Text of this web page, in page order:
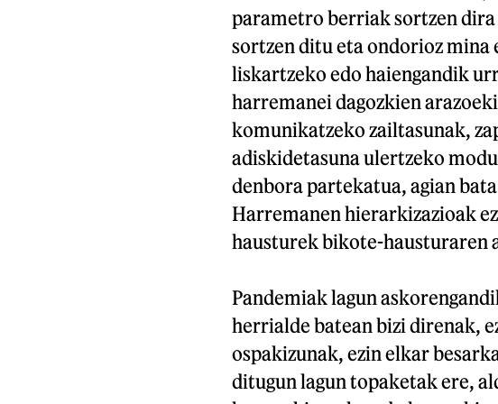
parametro berriak sortzen
sortzen ditu eta ondorioz mina
liskartzeko edo haiengandik
harremanei dagozkien
komunikatzeko zailtasunak,
adiskidetasuna ulertzeko
denbora partekatua, agian
Harremanen hierarkizazioak
hausturek bikote-hausturaren
Pandemiak lagun
herrialde batean bizi direnak,
ospakizunak, ezin elkar
ditugun lagun topaketak ere,